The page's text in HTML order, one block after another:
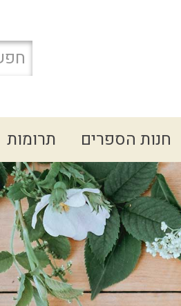
חנות הספרים תרומות